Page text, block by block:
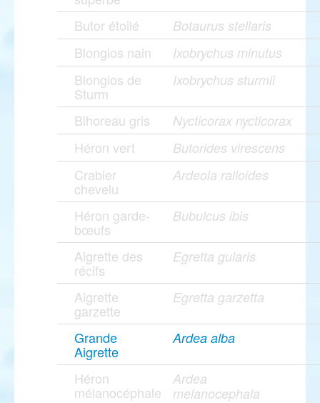
Butor étoilé
Botaurus stellaris
Blongios nain Ixobrychus minutus
Blongios de
Sturm
Ixobrychus sturmii
Bihoreau gris Nycticorax nycticorax
Héron vert Butorides virescens
Crabier
chevelu
Ardeola ralloides
Héron garde-
bœufs
Bubulcus ibis
Aigrette des
récifs
Egretta gularis
Aigrette
garzette
Egretta garzetta
Grande
Aigrette
Ardea alba
Héron
mélanocéphale
Ardea
melanocephala